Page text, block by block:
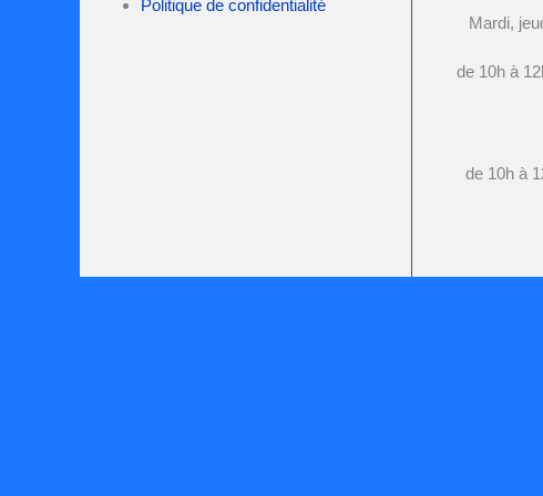
Politique de confidentialité
Mardi,
de 10h à
de 10h à